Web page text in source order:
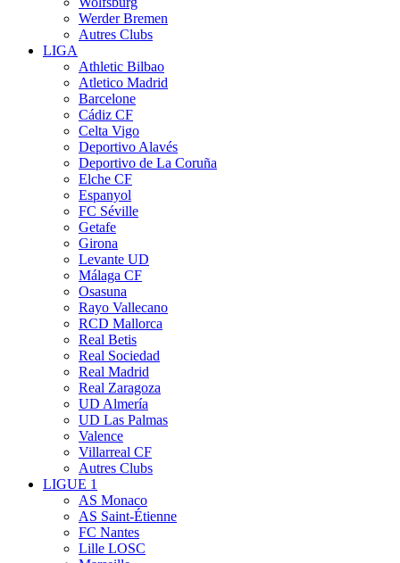
Werder Bremen
Autres Clubs
LIGA
Athletic Bilbao
Atletico Madrid
Barcelone
Cádiz CF
Celta Vigo
Deportivo Alavés
Deportivo de La Coruña
Elche CF
Espanyol
FC Séville
Getafe
Girona
Levante UD
Málaga CF
Osasuna
Rayo Vallecano
RCD Mallorca
Real Betis
Real Sociedad
Real Madrid
Real Zaragoza
UD Almería
UD Las Palmas
Valence
Villarreal CF
Autres Clubs
LIGUE 1
AS Monaco
AS Saint-Étienne
FC Nantes
Lille LOSC